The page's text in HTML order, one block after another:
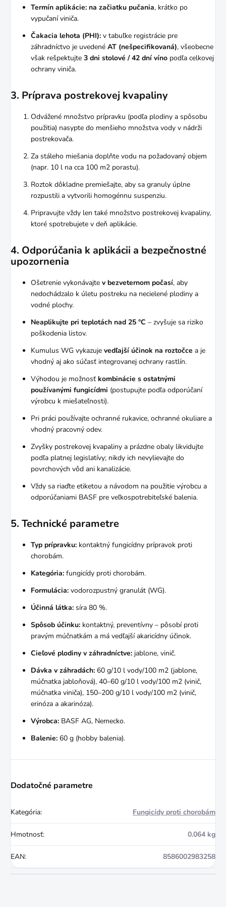
Termín aplikácie: na začiatku pučania, krátko po
vypučaní viniča.
Čakacia lehota (PHI): v tabuľke registrácie pre
záhradníctvo je uvedené AT (nešpecifikovaná), všeobecne
však rešpektujte 3 dni stolové / 42 dní víno podľa celkovej
ochrany viniča.
3. Príprava postrekovej kvapaliny
Odvážené množstvo prípravku (podľa plodiny a spôsobu
použitia) nasypte do menšieho množstva vody v nádrži
postrekovača.
Za stáleho miešania doplňte vodu na požadovaný objem
(napr. 10 l na cca 100 m2 porastu).
Roztok dôkladne premiešajte, aby sa granuly úplne
rozpustili a vytvorili homogénnu suspenziu.
Pripravujte vždy len také množstvo postrekovej kvapaliny,
ktoré spotrebujete v deň aplikácie.
4. Odporúčania k aplikácii a bezpečnostné
upozornenia
Ošetrenie vykonávajte v bezveternom počasí, aby
nedochádzalo k úletu postreku na necielené plodiny a
vodné plochy.
Neaplikujte pri teplotách nad 25 °C – zvyšuje sa riziko
poškodenia listov.
Kumulus WG vykazuje vedľajší účinok na roztočce a je
vhodný aj ako súčasť integrovanej ochrany rastlín.
Výhodou je možnosť kombinácie s ostatnými
používanými fungicídmi (postupujte podľa odporúčaní
výrobcu k miešateľnosti).
Pri práci používajte ochranné rukavice, ochranné okuliare a
vhodný pracovný odev.
Zvyšky postrekovej kvapaliny a prázdne obaly likvidujte
podľa platnej legislatívy; nikdy ich nevylievajte do
povrchových vôd ani kanalizácie.
Vždy sa riaďte etiketou a návodom na použitie výrobcu a
odporúčaniami BASF pre veľkospotrebiteľské balenia.
5. Technické parametre
Typ prípravku: kontaktný fungicídny prípravok proti
chorobám.
Kategória: fungicídy proti chorobám.
Formulácia: vodorozpustný granulát (WG).
Účinná látka: síra 80 %.
Spôsob účinku: kontaktný, preventívny – pôsobí proti
pravým múčnatkám a má vedľajší akaricídny účinok.
Cieľové plodiny v záhradníctve: jablone, vinič.
Dávka v záhradách: 60 g/10 l vody/100 m2 (jablone,
múčnatka jabloňová), 40–60 g/10 l vody/100 m2 (vinič,
múčnatka viniča), 150–200 g/10 l vody/100 m2 (vinič,
erinóza a akarinóza).
Výrobca: BASF AG, Nemecko.
Balenie: 60 g (hobby balenia).
Dodatočné parametre
Kategória: Fungicídy proti chorobám
Hmotnosť: 0.064 kg
EAN: 8586002983258